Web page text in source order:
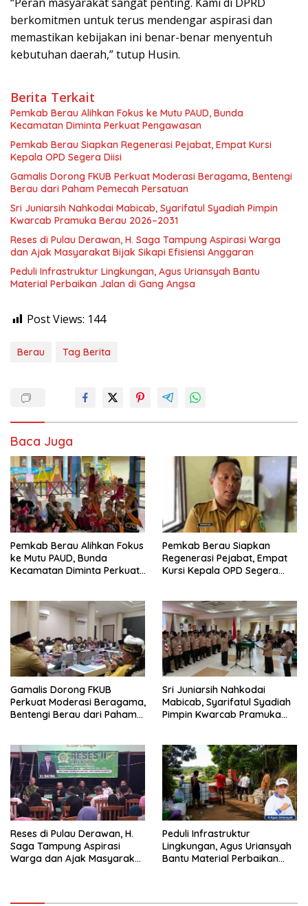
“Peran masyarakat sangat penting. Kami di DPRD
berkomitmen untuk terus mendengar aspirasi dan
memastikan kebijakan ini benar-benar menyentuh
kebutuhan daerah,” tutup Husin.
Berita Terkait
Pemkab Berau Alihkan Fokus ke Mutu PAUD, Bunda
Kecamatan Diminta Perkuat Pengawasan
Pemkab Berau Siapkan Regenerasi Pejabat, Empat Kursi
Kepala OPD Segera Diisi
Gamalis Dorong FKUB Perkuat Moderasi Beragama, Bentengi
Berau dari Paham Pemecah Persatuan
Sri Juniarsih Nahkodai Mabicab, Syarifatul Syadiah Pimpin
Kwarcab Pramuka Berau 2026–2031
Reses di Pulau Derawan, H. Saga Tampung Aspirasi Warga
dan Ajak Masyarakat Bijak Sikapi Efisiensi Anggaran
Peduli Infrastruktur Lingkungan, Agus Uriansyah Bantu
Material Perbaikan Jalan di Gang Angsa
Post Views: 144
Berau Tag Berita
Baca Juga
Pemkab Berau Alihkan Fokus
ke Mutu PAUD, Bunda
Kecamatan Diminta Perkuat
Pemkab Berau Siapkan
Regenerasi Pejabat, Empat
Kursi Kepala OPD Segera
Gamalis Dorong FKUB
Perkuat Moderasi Beragama,
Bentengi Berau dari Paham
Sri Juniarsih Nahkodai
Mabicab, Syarifatul Syadiah
Pimpin Kwarcab Pramuka
Reses di Pulau Derawan, H.
Saga Tampung Aspirasi
Warga dan Ajak Masyarakat
Peduli Infrastruktur
Lingkungan, Agus Uriansyah
Bantu Material Perbaikan